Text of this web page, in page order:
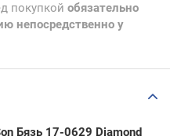
покупкой обязательно
непосредственно у
Бязь 17-0629 Diamond